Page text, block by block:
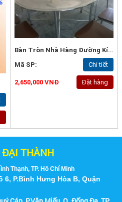
Bàn Tròn Nhà Hàng Đường Kính 1m4 , Dày 1mm, Inox 304
Mã SP:
Chi tiết
2,650,000 VNĐ Đặt hàng
ĐẠI THÀNH
Thạnh, TP. Hồ Chí Minh
P.Bình Hưng Hòa B, Quận